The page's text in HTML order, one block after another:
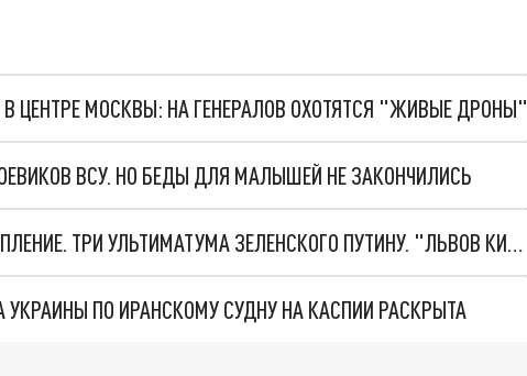
ЦЕНТРЕ МОСКВЫ: НА ГЕНЕРАЛОВ ОХОТЯТСЯ "ЖИВЫЕ ДРОНЫ"
ВСУ. НО БЕДЫ ДЛЯ МАЛЫШЕЙ НЕ ЗАКОНЧИЛИСЬ
НОВОЕ МАСШТАБНЕЙШЕЕ НАСТУПЛЕНИЕ. ТРИ УЛЬТИМАТУМА ЗЕЛЕНСКОГО ПУТИНУ. "ЛЬВОВ КИМА" ПОСТАВЯТ НА ПВО? ГЛОБАЛЬНЫЙ ПРОРЫВ ПОД ЗАПОРОЖЬЕМ
УКРАИНЫ ПО ИРАНСКОМУ СУДНУ НА КАСПИИ РАСКРЫТА